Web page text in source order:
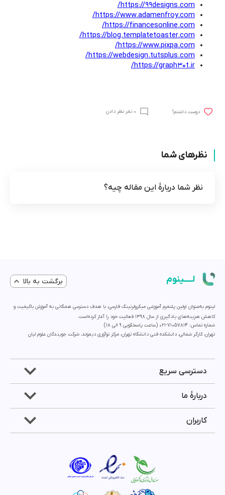
https://99designs.com/
https://www.adamenfroy.com/
https://financesonline.com/
https://blog.templatetoaster.com/
https://www.pixpa.com/
https://webdesign.tutsplus.com/
https://graph30t.ir/
!دوست داشتم 0 نفر نظر دادن
نظرهای شما
نظر شما دربارۀ این مقاله چیه؟
لــــینوم برگشت به بالا
لینوم به‌عنوان اولین پلتفرم آموزشی میکرولرنینگ فارسی، با هدف دسترسی همگانی به آموزش باکیفیت و
کاهش هزینه‌های یادگیری از سال 1398 فعالیت خود را آغاز کرده‌است.
شماره تماس: 71057814-021 (ساعت پاسخگویی ۹ الی ۱۸)
تهران، کارگر شمالی، دانشکده فنی دانشگاه تهران، مرکز نوآوری دیموند، شرکت جویندگان علوم لیان
دسترسی سریع
دربارۀ ما
کاربران